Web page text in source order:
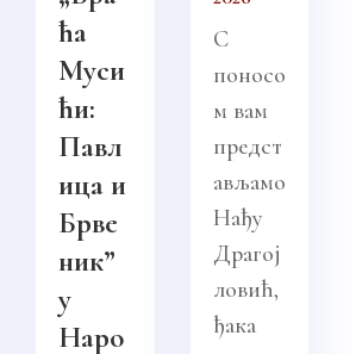
ћа
Муси
ћи:
Павл
ица и
Брве
ник”
у
Наро
С
поносо
м вам
предст
ављамо
Нађу
Драгој
ловић,
ђака